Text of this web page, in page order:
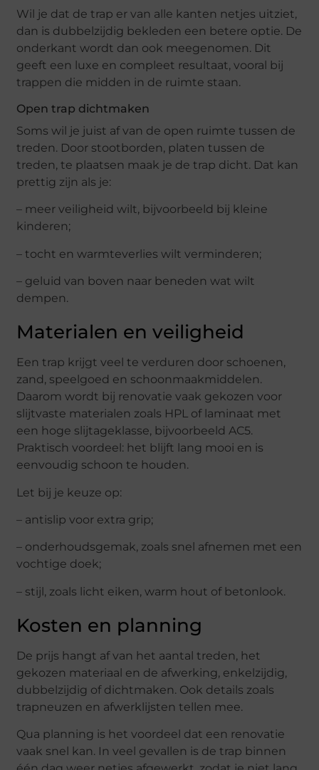
Wil je dat de trap er van alle kanten netjes uitziet,
dan is dubbelzijdig bekleden een betere optie. De
onderkant wordt dan ook meegenomen. Dit
geeft een luxe en compleet resultaat, vooral bij
trappen die midden in de ruimte staan.
Open trap dichtmaken
Soms wil je juist af van de open ruimte tussen de
treden. Door stootborden, platen tussen de
treden, te plaatsen maak je de trap dicht. Dat kan
prettig zijn als je:
– meer veiligheid wilt, bijvoorbeeld bij kleine
kinderen;
– tocht en warmteverlies wilt verminderen;
– geluid van boven naar beneden wat wilt
dempen.
Materialen en veiligheid
Een trap krijgt veel te verduren door schoenen,
zand, speelgoed en schoonmaakmiddelen.
Daarom wordt bij renovatie vaak gekozen voor
slijtvaste materialen zoals HPL of laminaat met
een hoge slijtageklasse, bijvoorbeeld AC5.
Praktisch voordeel: het blijft lang mooi en is
eenvoudig schoon te houden.
Let bij je keuze op:
– antislip voor extra grip;
– onderhoudsgemak, zoals snel afnemen met een
vochtige doek;
– stijl, zoals licht eiken, warm hout of betonlook.
Kosten en planning
De prijs hangt af van het aantal treden, het
gekozen materiaal en de afwerking, enkelzijdig,
dubbelzijdig of dichtmaken. Ook details zoals
trapneuzen en afwerklijsten tellen mee.
Qua planning is het voordeel dat een renovatie
vaak snel kan. In veel gevallen is de trap binnen